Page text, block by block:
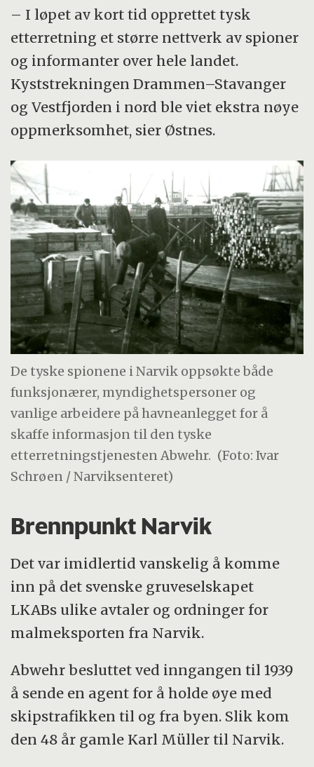
– I løpet av kort tid opprettet tysk
etterretning et større nettverk av spioner
og informanter over hele landet.
Kyststrekningen Drammen–Stavanger
og Vestfjorden i nord ble viet ekstra nøye
oppmerksomhet, sier Østnes.
De tyske spionene i Narvik oppsøkte både
funksjonærer, myndighetspersoner og
vanlige arbeidere på havneanlegget for å
skaffe informasjon til den tyske
etterretningstjenesten Abwehr. (Foto: Ivar
Schrøen / Narviksenteret)
Brennpunkt Narvik
Det var imidlertid vanskelig å komme
inn på det svenske gruveselskapet
LKABs ulike avtaler og ordninger for
malmeksporten fra Narvik.
Abwehr besluttet ved inngangen til 1939
å sende en agent for å holde øye med
skipstrafikken til og fra byen. Slik kom
den 48 år gamle Karl Müller til Narvik.